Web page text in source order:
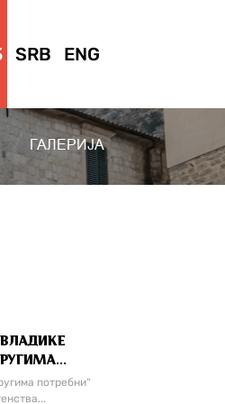
SRB ENG
ГАЛЕРИЈА
потребни“